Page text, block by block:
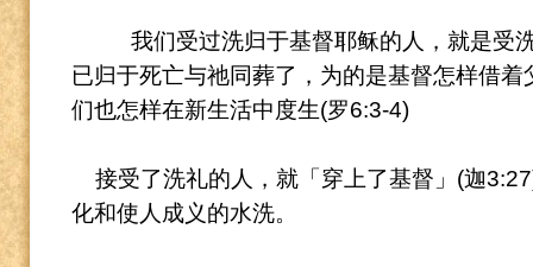
我们受过洗归于基督耶稣的人，就是受
已归于死亡与祂同葬了，为的是基督怎样借
们也怎样在新生活中度生(罗6:3-4)
接受了洗礼的人，就「穿上了基督」(迦
化和使人成义的水洗。